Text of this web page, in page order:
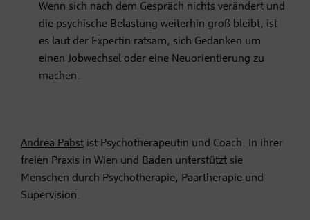
Wenn sich nach dem Gespräch nichts verändert und
die psychische Belastung weiterhin groß bleibt, ist
es laut der Expertin ratsam, sich Gedanken um
einen Jobwechsel oder eine Neuorientierung zu
machen.
Andrea Pabst ist Psychotherapeutin und Coach. In ihrer
freien Praxis in Wien und Baden unterstützt sie
Menschen durch Psychotherapie, Paartherapie und
Supervision.